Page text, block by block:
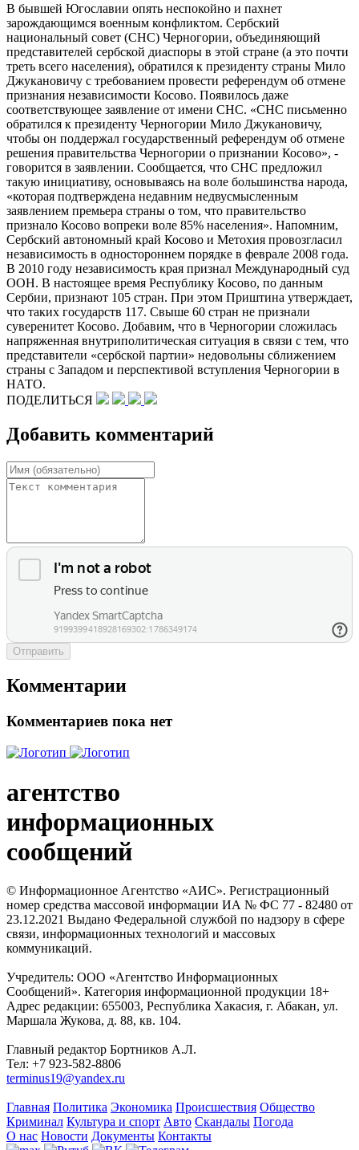
В бывшей Югославии опять неспокойно и пахнет
зарождающимся военным конфликтом. Сербский
национальный совет (СНС) Черногории, объединяющий
представителей сербской диаспоры в этой стране (а это почти
треть всего населения), обратился к президенту страны Мило
Джукановичу с требованием провести референдум об отмене
признания независимости Косово. Появилось даже
соответствующее заявление от имени СНС. «СНС письменно
обратился к президенту Черногории Мило Джукановичу,
чтобы он поддержал государственный референдум об отмене
решения правительства Черногории о признании Косово», -
говорится в заявлении. Сообщается, что СНС предложил
такую инициативу, основываясь на воле большинства народа,
«которая подтверждена недавним недвусмысленным
заявлением премьера страны о том, что правительство
признало Косово вопреки воле 85% населения». Напомним,
Сербский автономный край Косово и Метохия провозгласил
независимость в одностороннем порядке в феврале 2008 года.
В 2010 году независимость края признал Международный суд
ООН. В настоящее время Республику Косово, по данным
Сербии, признают 105 стран. При этом Приштина утверждает,
что таких государств 117. Свыше 60 стран не признали
суверенитет Косово. Добавим, что в Черногории сложилась
напряженная внутриполитическая ситуация в связи с тем, что
представители «сербской партии» недовольны сближением
страны с Западом и перспективой вступления Черногории в
НАТО.
ПОДЕЛИТЬСЯ
Добавить комментарий
Отправить
Комментарии
Комментариев пока нет
агентство
информационных
сообщений
© Информационное Агентство «АИС». Регистрационный
номер средства массовой информации ИА № ФС 77 - 82480 от
23.12.2021 Выдано Федеральной службой по надзору в сфере
связи, информационных технологий и массовых
коммуникаций.
Учредитель: ООО «Агентство Информационных
Сообщений». Категория информационной продукции 18+
Адрес редакции: 655003, Республика Хакасия, г. Абакан, ул.
Маршала Жукова, д. 88, кв. 104.
Главный редактор Бортников А.Л.
Тел: +7 923-582-8806
terminus19@yandex.ru
Главная Политика Экономика Происшествия Общество
Криминал Культура и спорт Авто Скандалы Погода
О нас Новости Документы Контакты